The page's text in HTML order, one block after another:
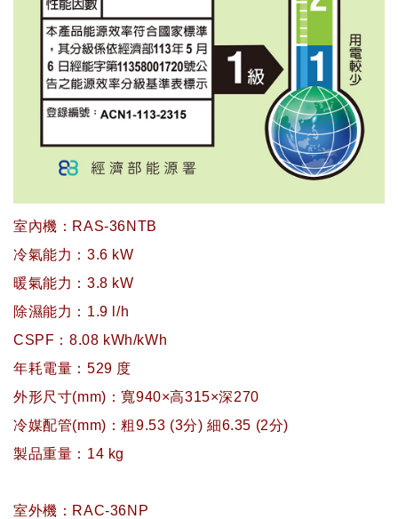
室內機：RAS-36NTB
冷氣能力：3.6 kW
暖氣能力：3.8 kW
除濕能力：1.9 l/h
CSPF：8.08 kWh/kWh
年耗電量：529 度
外形尺寸(mm)：寬940×高315×深270
冷媒配管(mm)：粗9.53 (3分) 細6.35 (2分)
製品重量：14 kg
室外機：RAC-36NP